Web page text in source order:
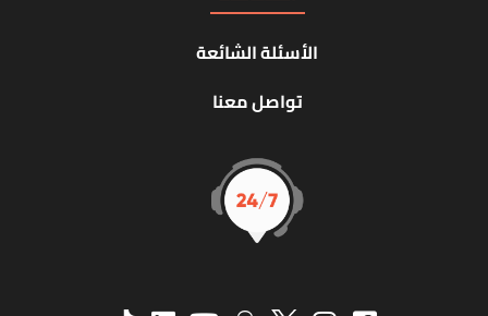
الأسئلة الشائعة
تواصل معنا